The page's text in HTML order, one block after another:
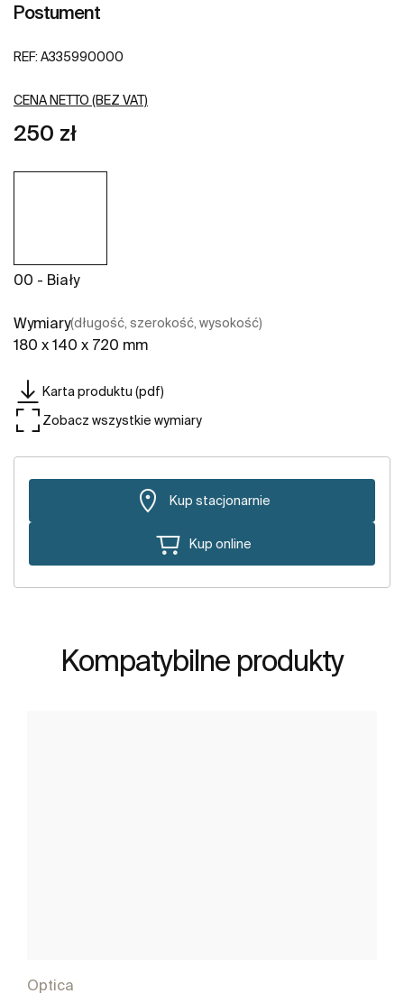
Postument
REF: A335990000
CENA NETTO (BEZ VAT)
250 zł
00 - Biały
Wymiary(długość, szerokość, wysokość)
180 x 140 x 720 mm
Karta produktu (pdf)
Zobacz wszystkie wymiary
Kup stacjonarnie
Kup online
Kompatybilne produkty
Optica